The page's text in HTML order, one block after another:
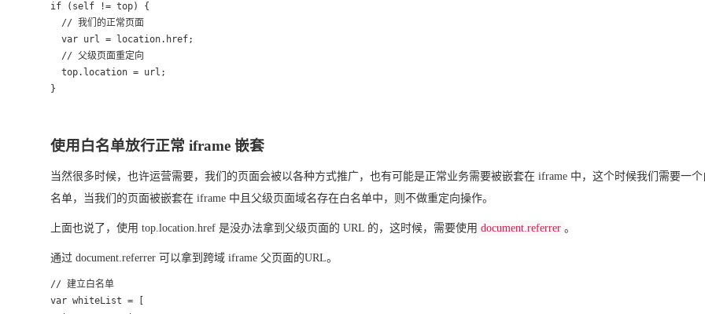
if (self != top) {
  // 我们的正常页面
  var url = location.href;
  // 父级页面重定向
  top.location = url;
}
使用白名单放行正常 iframe 嵌套
当然很多时候，也许运营需要，我们的页面会被以各种方式推广，也有可能是正常业务需要被嵌套在 iframe 中，这个时候我们需要一
名单，当我们的页面被嵌套在 iframe 中且父级页面域名存在白名单中，则不做重定向操作。
上面也说了，使用 top.location.href 是没办法拿到父级页面的 URL 的，这时候，需要使用 document.referrer 。
通过 document.referrer 可以拿到跨域 iframe 父页面的URL。
// 建立白名单
var whiteList = [